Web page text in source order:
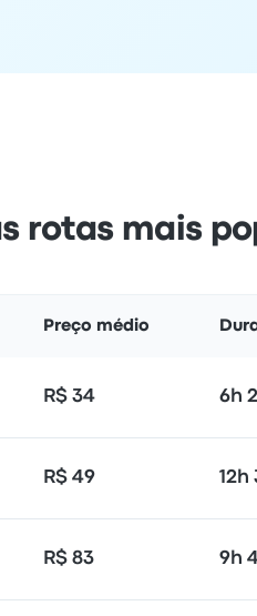
rotas mais
Preço médio
R$ 34 6h
R$ 49 12h
R$ 83 9h